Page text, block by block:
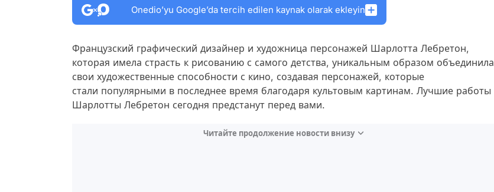
Onedio’yu Google’da tercih edilen kaynak olarak ekleyin
Французский графический дизайнер и художница персонажей Шарлотта Лебретон,
которая имела страсть к рисованию с самого детства, уникальным образом объединила
свои художественные способности с кино, создавая персонажей, которые
стали популярными в последнее время благодаря культовым картинам. Лучшие работы
Шарлотты Лебретон сегодня предстанут перед вами.
Читайте продолжение новости внизу